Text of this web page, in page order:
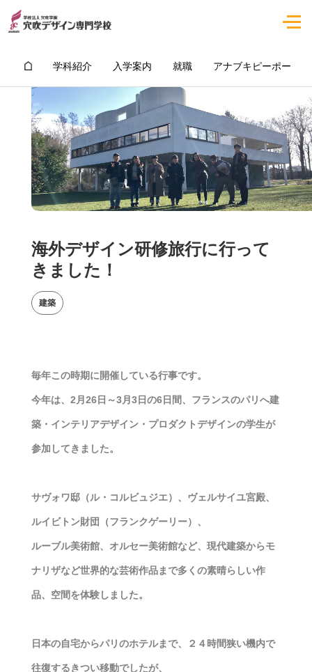
学科紹介 入学案内 就職 アナブキピーポー
海外デザイン研修旅行に行って
きました！
建築
毎年この時期に開催している行事です。
今年は、2月26日～3月3日の6日間、フランスのパリへ建
築・インテリアデザイン・プロダクトデザインの学生が
参加してきました。
サヴォワ邸（ル・コルビュジエ）、ヴェルサイユ宮殿、
ルイビトン財団（フランクゲーリー）、
ルーブル美術館、オルセー美術館など、現代建築からモ
ナリザなど世界的な芸術作品まで多くの素晴らしい作
品、空間を体験しました。
日本の自宅からパリのホテルまで、２４時間狭い機内で
往復するきつい移動でしたが、